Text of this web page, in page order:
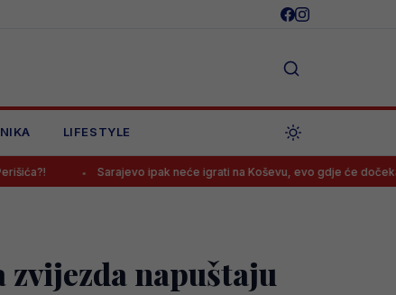
LIFESTYLE
Sarajevo ipak neće igrati na Koševu, evo gdje će dočekati Radnik
napuštaju